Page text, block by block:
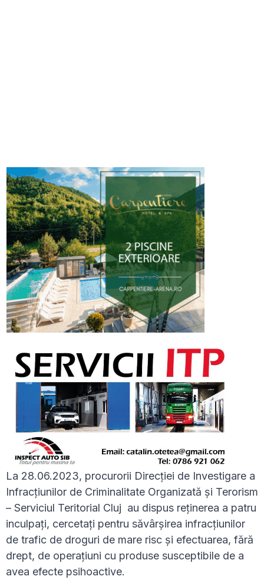
La 28.06.2023, procurorii Direcției de Investigare a
Infracțiunilor de Criminalitate Organizată și Terorism
– Serviciul Teritorial Cluj au dispus reținerea a patru
inculpați, cercetați pentru săvârșirea infracțiunilor
de trafic de droguri de mare risc și efectuarea, fără
drept, de operațiuni cu produse susceptibile de a
avea efecte psihoactive.